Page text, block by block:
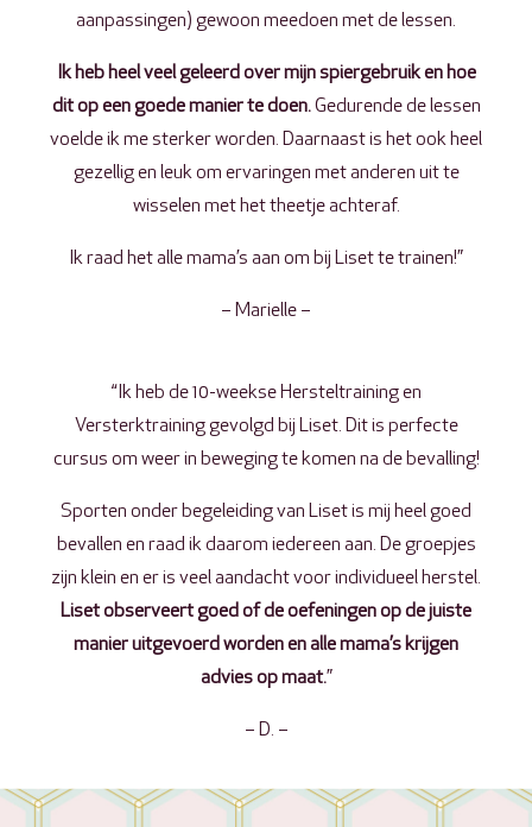
aanpassingen) gewoon meedoen met de lessen.
Ik heb heel veel geleerd over mijn spiergebruik en hoe
dit op een goede manier te doen.Gedurende de lessen
voelde ik me sterker worden. Daarnaast is het ook heel
gezellig en leuk om ervaringen met anderen uit te
wisselen met het theetje achteraf.
Ik raad het alle mama’s aan om bij Liset te trainen!”
– Marielle –
“Ik heb de 10-weekse Hersteltraining en
Versterktraining gevolgd bij Liset. Dit is perfecte
cursus om weer in beweging te komen na de bevalling!
Sporten onder begeleiding van Liset is mij heel goed
bevallen en raad ik daarom iedereen aan. De groepjes
zijn klein en er is veel aandacht voor individueel herstel.
Liset observeert goed of de oefeningen op de juiste
manier uitgevoerd worden en alle mama’s krijgen
advies op maat.”
– D. –